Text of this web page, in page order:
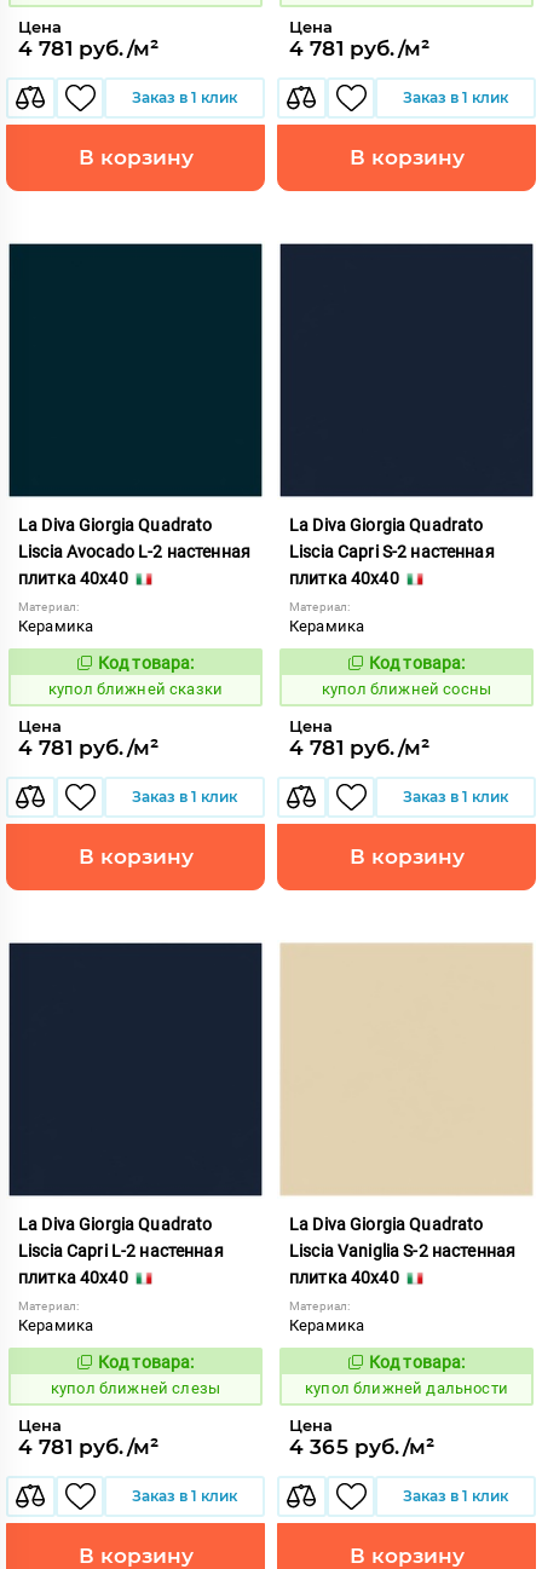
Цена
4 781 руб./м²
Заказ в 1 клик
В корзину
Цена
4 781 руб./м²
Заказ в 1 клик
В корзину
La Diva Giorgia Quadrato
Liscia Avocado L-2 настенная
плитка 40x40
Материал:
Керамика
844465
Код товара:
купол ближней сказки
Цена
4 781 руб./м²
Заказ в 1 клик
В корзину
La Diva Giorgia Quadrato
Liscia Capri S-2 настенная
плитка 40x40
Материал:
Керамика
844472
Код товара:
купол ближней сосны
Цена
4 781 руб./м²
Заказ в 1 клик
В корзину
La Diva Giorgia Quadrato
Liscia Capri L-2 настенная
плитка 40x40
Материал:
Керамика
844471
Код товара:
купол ближней слезы
Цена
4 781 руб./м²
Заказ в 1 клик
В корзину
La Diva Giorgia Quadrato
Liscia Vaniglia S-2 настенная
плитка 40x40
Материал:
Керамика
844496
Код товара:
купол ближней дальности
Цена
4 365 руб./м²
Заказ в 1 клик
В корзину